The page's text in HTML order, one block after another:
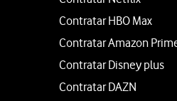
Contratar HBO Max
Contratar Amazon
Contratar Disney plus
Contratar DAZN